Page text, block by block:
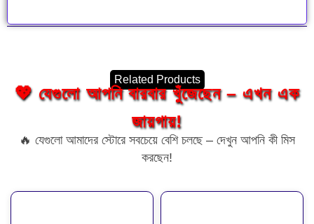
Related Products
💖 যেগুলো আপনি বারবার খুঁজেছেন – এখন এক
জায়গায়!
🔥 যেগুলো আমাদের স্টোরে সবচেয়ে বেশি চলছে – দেখুন আপনি কী মিস
করছেন!